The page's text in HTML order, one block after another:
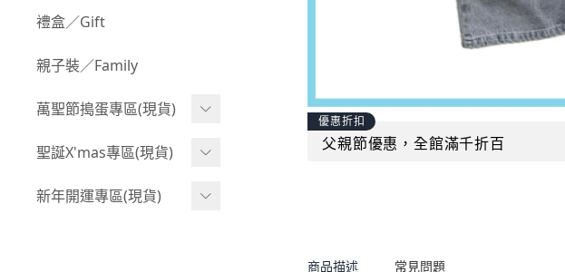
BABY 下身(短褲)
BABY 下身(長褲)
BABY 套裝(短袖)
BABY 套裝(長袖)
叢林探險系列
小紳士系列
韓國小歐巴
Girl 套裝(短袖)
率性牛仔風
夢幻童話系列
小洋裝系列
Acc 鞋子
Acc 餐具
Acc 寢具
Acc 其他
野餐趣
©Wonchi 台灣 ｜ 兒童軟
©Disney 美國｜嬰兒用品
©風車圖書 台灣｜兒童圖
嘴
禮盒／Gift
親子裝／Family
萬聖節搗蛋專區(現貨)
萬聖造型頭套(3歲以上)
萬聖.嬰幼兒(0-2歲)
聖誕X'mas專區(現貨)
聖誕.嬰幼兒(0-2歲)
新年開運專區(現貨)
優惠折扣
父親節優惠，全館滿千折百
商品描述 常見問題